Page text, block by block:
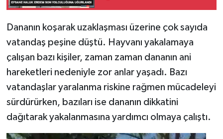
Dananın koşarak uzaklaşması üzerine çok sayıda
vatandaş peşine düştü. Hayvanı yakalamaya
çalışan bazı kişiler, zaman zaman dananın ani
hareketleri nedeniyle zor anlar yaşadı. Bazı
vatandaşlar yaralanma riskine rağmen mücadeleyi
sürdürürken, bazıları ise dananın dikkatini
dağıtarak yakalanmasına yardımcı olmaya çalıştı.